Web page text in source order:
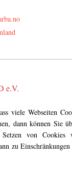
e.V.
viele Webseiten
dann können Sie
von Cookies
zu